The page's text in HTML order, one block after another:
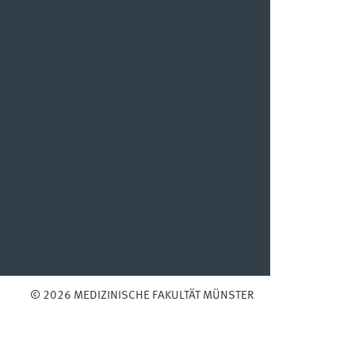
© 2026 MEDIZINISCHE FAKULTÄT MÜNSTER